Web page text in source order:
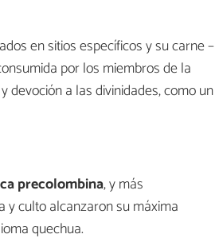
en sitios específicos y su carne –
por los miembros de la
devoción a las divinidades, como un
precolombina, y más
y culto alcanzaron su máxima
quechua.